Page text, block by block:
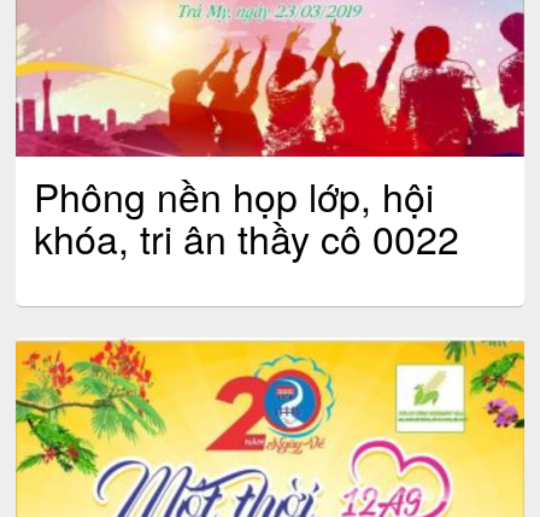
Phông nền họp lớp, hội
khóa, tri ân thầy cô 0022